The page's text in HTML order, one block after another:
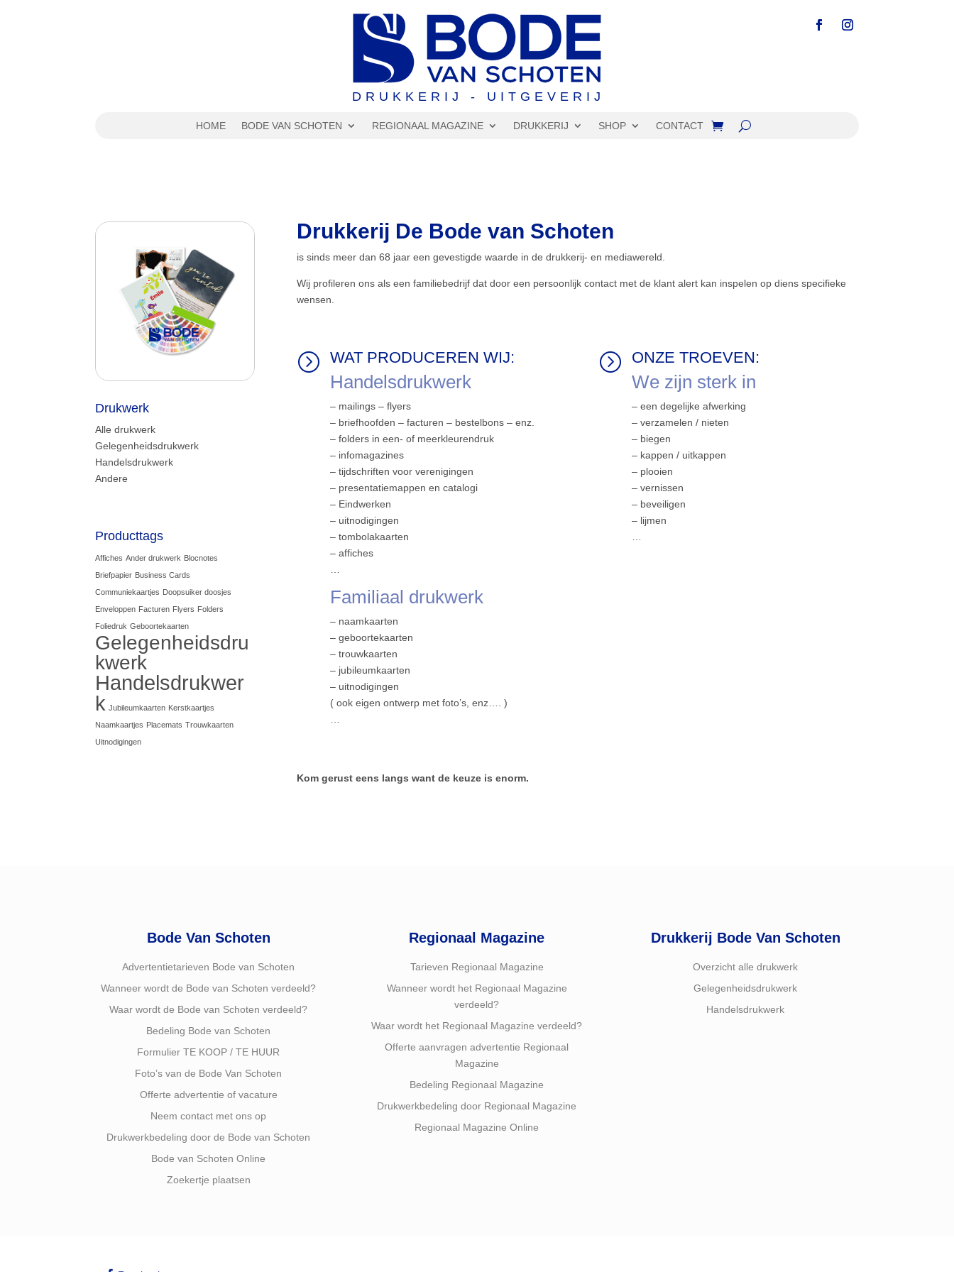
DRUKKERIJ - UITGEVERIJ
HOME BODE VAN SCHOTEN REGIONAAL MAGAZINE DRUKKERIJ SHOP CONTACT
Drukwerk
Alle drukwerk
Gelegenheidsdrukwerk
Handelsdrukwerk
Andere
Producttags
Affiches Ander drukwerk Blocnotes
Briefpapier Business Cards
Communiekaartjes Doopsuiker doosjes
Enveloppen Facturen Flyers Folders
Foliedruk Geboortekaarten
Gelegenheidsdru
kwerk
Handelsdrukwer
k Jubileumkaarten Kerstkaartjes
Naamkaartjes Placemats Trouwkaarten
Uitnodigingen
Drukkerij De Bode van Schoten
is sinds meer dan 68 jaar een gevestigde waarde in de drukkerij- en mediawereld.
Wij profileren ons als een familiebedrijf dat door een persoonlijk contact met de klant alert kan inspelen op diens specifieke
wensen.
= WAT PRODUCEREN WIJ:
Handelsdrukwerk
– mailings – flyers
– briefhoofden – facturen – bestelbons – enz.
– folders in een- of meerkleurendruk
– infomagazines
– tijdschriften voor verenigingen
– presentatiemappen en catalogi
– Eindwerken
– uitnodigingen
– tombolakaarten
– affiches
…
Familiaal drukwerk
– naamkaarten
– geboortekaarten
– trouwkaarten
– jubileumkaarten
– uitnodigingen
( ook eigen ontwerp met foto’s, enz…. )
…
= ONZE TROEVEN:
We zijn sterk in
– een degelijke afwerking
– verzamelen / nieten
– biegen
– kappen / uitkappen
– plooien
– vernissen
– beveiligen
– lijmen
…
Kom gerust eens langs want de keuze is enorm.
Bode Van Schoten
Advertentietarieven Bode van Schoten
Wanneer wordt de Bode van Schoten verdeeld?
Waar wordt de Bode van Schoten verdeeld?
Bedeling Bode van Schoten
Formulier TE KOOP / TE HUUR
Foto’s van de Bode Van Schoten
Offerte advertentie of vacature
Neem contact met ons op
Drukwerkbedeling door de Bode van Schoten
Bode van Schoten Online
Zoekertje plaatsen
Regionaal Magazine
Tarieven Regionaal Magazine
Wanneer wordt het Regionaal Magazine
verdeeld?
Waar wordt het Regionaal Magazine verdeeld?
Offerte aanvragen advertentie Regionaal
Magazine
Bedeling Regionaal Magazine
Drukwerkbedeling door Regionaal Magazine
Regionaal Magazine Online
Drukkerij Bode Van Schoten
Overzicht alle drukwerk
Gelegenheidsdrukwerk
Handelsdrukwerk